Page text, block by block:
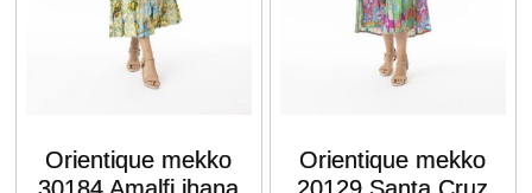
Orientique mekko
30184 Amalfi ihana
Orientique mekko
20129 Santa Cruz